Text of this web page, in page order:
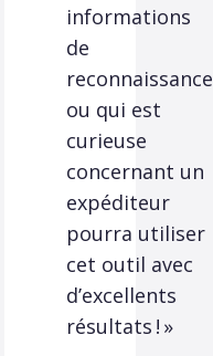
informations
de
reconnaissance
ou qui est
curieuse
concernant un
expéditeur
pourra utiliser
cet outil avec
d’excellents
résultats ! »